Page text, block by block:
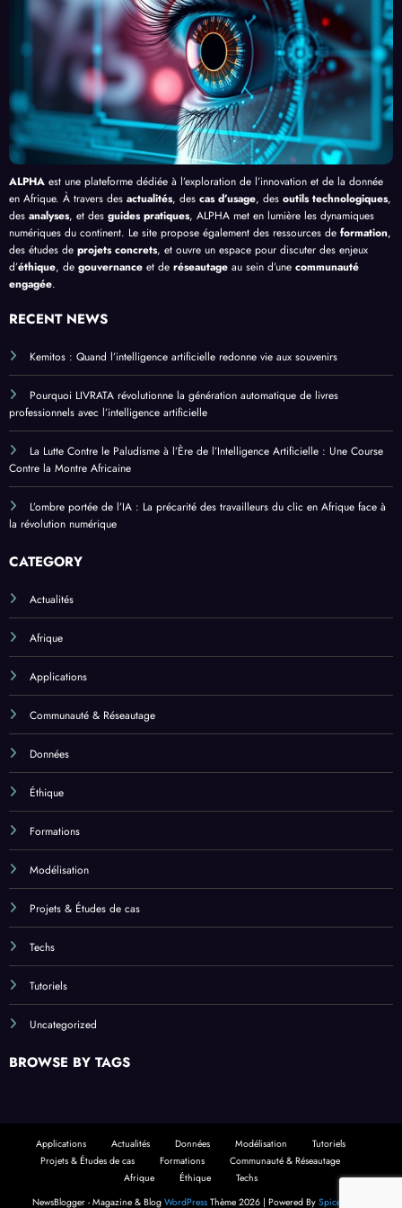
Afriq
isme
en
Afriq
ue
de
Bang
ui
l’IA
ALPHA est une plateforme dédiée à l’exploration de l’innovation et de la donnée
en Afrique. À travers des actualités, des cas d’usage, des outils technologiques,
des analyses, et des guides pratiques, ALPHA met en lumière les dynamiques
numériques du continent. Le site propose également des ressources de formation,
des études de projets concrets, et ouvre un espace pour discuter des enjeux
d’éthique, de gouvernance et de réseautage au sein d’une communauté
engagée.
RECENT NEWS
Kemitos : Quand l’intelligence artificielle redonne vie aux souvenirs
Pourquoi LIVRATA révolutionne la génération automatique de livres
professionnels avec l’intelligence artificielle
La Lutte Contre le Paludisme à l’Ère de l’Intelligence Artificielle : Une Course
Contre la Montre Africaine
L’ombre portée de l’IA : La précarité des travailleurs du clic en Afrique face à
la révolution numérique
CATEGORY
Actualités
Afrique
Applications
Communauté & Réseautage
Données
Éthique
Formations
Modélisation
Projets & Études de cas
Techs
Tutoriels
Uncategorized
BROWSE BY TAGS
Applications Actualités Données Modélisation
Tutoriels
Projets & Études de cas
Formations
Communauté & Réseautage
Afrique
Éthique
Techs
NewsBlogger - Magazine & Blog WordPress Thème 2026 | Powered By SpiceThemes